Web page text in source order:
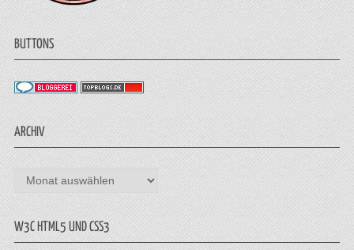
BUTTONS
ARCHIV
Archiv
W3C HTML5 UND CSS3